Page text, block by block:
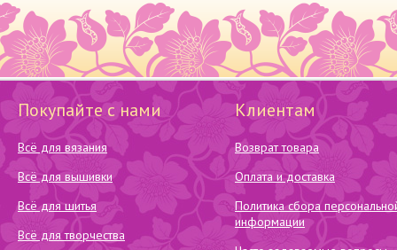
Покупайте с нами
Всё для вязания
Всё для вышивки
Всё для шитья
Всё для творчества
Клиентам
Возврат товара
Оплата и доставка
Политика сбора
информации